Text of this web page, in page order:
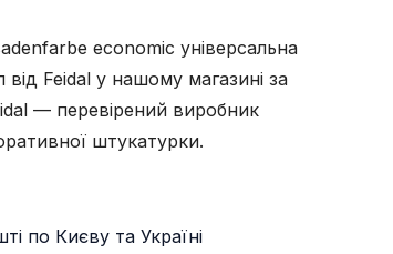
economiс універсальна
Feidal у нашому магазині за
— перевірений виробник
штукатурки.
по Києву та Україні